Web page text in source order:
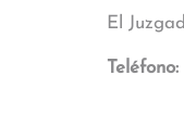
El
Teléfono: